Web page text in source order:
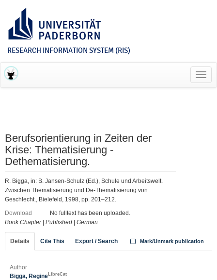
RESEARCH INFORMATION SYSTEM (RIS)
Berufsorientierung in Zeiten der
Krise: Thematisierung -
Dethematisierung.
R. Bigga, in: B. Jansen-Schulz (Ed.), Schule und Arbeitswelt.
Zwischen Thematisierung und De-Thematisierung von
Geschlecht., Bielefeld, 1998, pp. 201–212.
Download
No fulltext has been uploaded.
Book Chapter| Published German
Details Cite This Export / Search Mark/Unmark publication
Author
Bigga, Regine LibreCat